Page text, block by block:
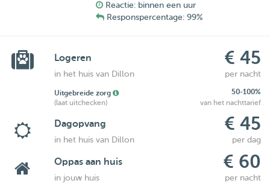
Reactie: binnen een uur
Responspercentage: 99%
Logeren € 45
in het huis van Dillon per nacht
Uitgebreide zorg
50-100%
(laat uitchecken)
van het nachttarief
Dagopvang € 45
in het huis van Dillon per dag
Oppas aan huis € 60
in jouw huis
per nacht